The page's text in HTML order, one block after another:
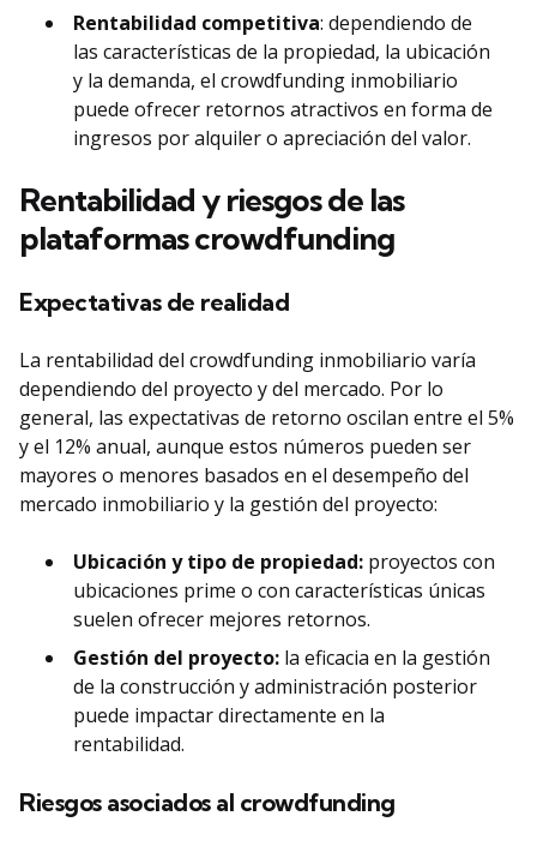
Rentabilidad competitiva: dependiendo de
las características de la propiedad, la ubicación
y la demanda, el crowdfunding inmobiliario
puede ofrecer retornos atractivos en forma de
ingresos por alquiler o apreciación del valor.
Rentabilidad y riesgos de las
plataformas crowdfunding
Expectativas de realidad
La rentabilidad del crowdfunding inmobiliario varía
dependiendo del proyecto y del mercado. Por lo
general, las expectativas de retorno oscilan entre el 5%
y el 12% anual, aunque estos números pueden ser
mayores o menores basados en el desempeño del
mercado inmobiliario y la gestión del proyecto:
Ubicación y tipo de propiedad: proyectos con
ubicaciones prime o con características únicas
suelen ofrecer mejores retornos.
Gestión del proyecto: la eficacia en la gestión
de la construcción y administración posterior
puede impactar directamente en la
rentabilidad.
Riesgos asociadosal crowdfunding